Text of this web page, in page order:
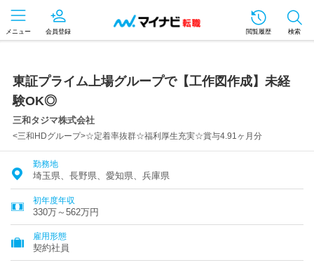
メニュー 会員登録 閲覧履歴 検索
東証プライム上場グループで【工作図作成】未経
験OK◎
三和タジマ株式会社
<三和HDグループ>☆定着率抜群☆福利厚生充実☆賞与4.91ヶ月分
勤務地
埼玉県、長野県、愛知県、兵庫県
初年度年収
330万～562万円
雇用形態
契約社員